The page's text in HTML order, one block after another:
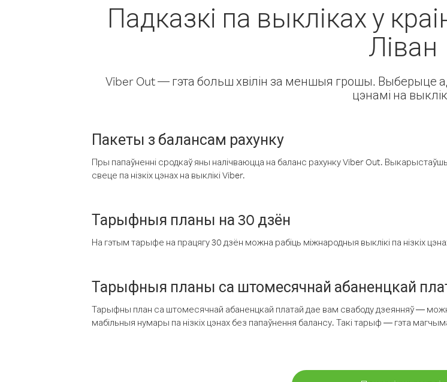
Падказкі па выкліках у
Ліван
Viber Out — гэта больш хвілін за меншыя грошы. Выберыце
цэнамі на
Пакеты з балансам рахунку
Пры папаўненні сродкаў яны налічваюцца на баланс рахунку Viber Out.
свеце па нізкіх цэнах на выклікі Viber.
Тарыфныя планы на 30 дзён
На гэтым тарыфе на працягу 30 дзён можна рабіць міжнародныя выклікі па нізкіх
Тарыфныя планы са штомесячнай абаненцкай
Тарыфны план са штомесячнай абаненцкай платай дае вам свабоду дзеянняў —
мабільныя нумары па нізкіх цэнах без папаўнення балансу. Такі тарыф — гэта